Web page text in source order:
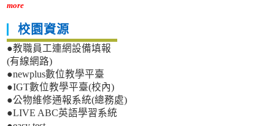
more
校園資源
●教職員工連網設備填報
(有線網路)
●newplus數位教學平臺
●IGT數位教學平臺(校內)
●公物維修通報系統(總務處)
●LIVE ABC英語學習系統